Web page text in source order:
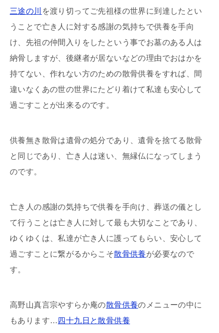
三途の川
を渡り切ってご先祖様の世界に到達したとい
うことで亡き人に対する感謝の気持ちで供養を手向
け、先祖の仲間入りをしたという事でお墓のある人は
納骨しますが、後継者が居ないなどの理由でおはかを
持てない、作れない方のための散骨供養をすれば、間
違いなくあの世の世界にたどり着けて私達も安心して
過ごすことが出来るのです。
供養無き散骨は遺骨の処分であり、遺骨を捨てる散骨
と同じであり、亡き人は迷い、無縁仏になってしまう
のです。
亡き人の感謝の気持ちで供養を手向け、葬送の儀とし
て行うことは亡き人に対して最も大切なことであり、
ゆくゆくは、私達が亡き人に護ってもらい、安心して
過ごすことに繋がるからこそ散骨供養が必要なので
す。
高野山真言宗やすらか庵の散骨供養のメニューの中に
もあります… 四十九日と散骨供養